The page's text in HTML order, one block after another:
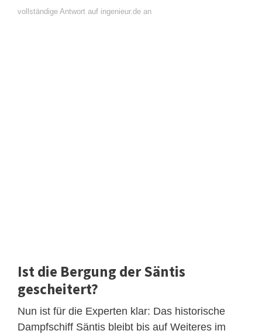
vollständige Antwort auf ingenieur.de an
Ist die Bergung der Säntis
gescheitert?
Nun ist für die Experten klar: Das historische
Dampfschiff Säntis bleibt bis auf Weiteres im